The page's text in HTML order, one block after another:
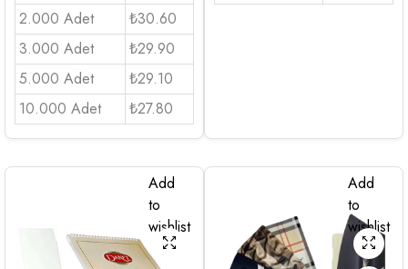
2.000 Adet
₺30.60
3.000 Adet
₺29.90
5.000 Adet
₺29.10
10.000 Adet
₺27.80
Add
to
wishlist
Add
to
wishlist